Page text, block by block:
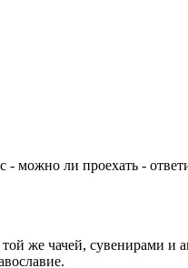
можно ли проехать -
же чачей, сувенирами